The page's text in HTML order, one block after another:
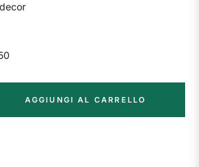
AGGIUNGI AL CARRELLO